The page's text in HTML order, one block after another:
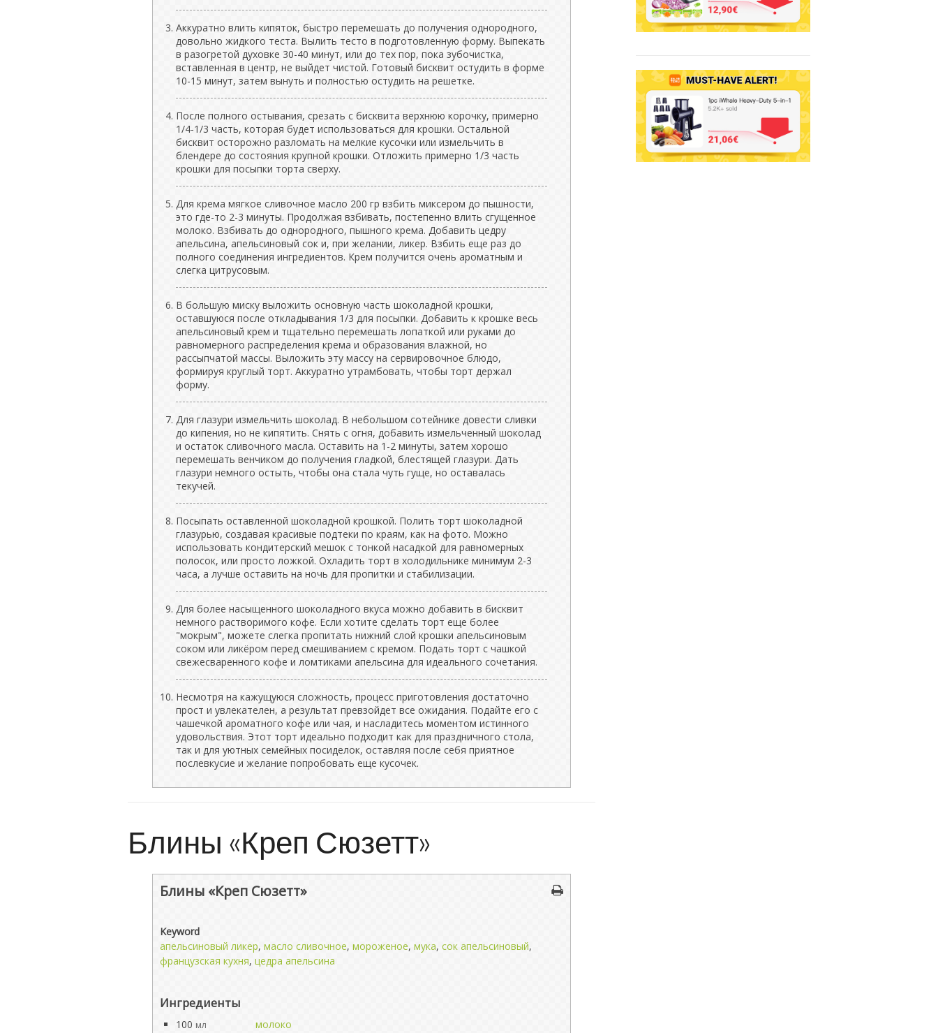
Аккуратно влить кипяток, быстро перемешать до получения однородного,
довольно жидкого теста. Вылить тесто в подготовленную форму. Выпекать
в разогретой духовке 30-40 минут, или до тех пор, пока зубочистка,
вставленная в центр, не выйдет чистой. Готовый бисквит остудить в форме
10-15 минут, затем вынуть и полностью остудить на решетке.
После полного остывания, срезать с бисквита верхнюю корочку, примерно
1/4-1/3 часть, которая будет использоваться для крошки. Остальной
бисквит осторожно разломать на мелкие кусочки или измельчить в
блендере до состояния крупной крошки. Отложить примерно 1/3 часть
крошки для посыпки торта сверху.
Для крема мягкое сливочное масло 200 гр взбить миксером до пышности,
это где-то 2-3 минуты. Продолжая взбивать, постепенно влить сгущенное
молоко. Взбивать до однородного, пышного крема. Добавить цедру
апельсина, апельсиновый сок и, при желании, ликер. Взбить еще раз до
полного соединения ингредиентов. Крем получится очень ароматным и
слегка цитрусовым.
В большую миску выложить основную часть шоколадной крошки,
оставшуюся после откладывания 1/3 для посыпки. Добавить к крошке весь
апельсиновый крем и тщательно перемешать лопаткой или руками до
равномерного распределения крема и образования влажной, но
рассыпчатой массы. Выложить эту массу на сервировочное блюдо,
формируя круглый торт. Аккуратно утрамбовать, чтобы торт держал
форму.
Для глазури измельчить шоколад. В небольшом сотейнике довести сливки
до кипения, но не кипятить. Снять с огня, добавить измельченный шоколад
и остаток сливочного масла. Оставить на 1-2 минуты, затем хорошо
перемешать венчиком до получения гладкой, блестящей глазури. Дать
глазури немного остыть, чтобы она стала чуть гуще, но оставалась
текучей.
Посыпать оставленной шоколадной крошкой. Полить торт шоколадной
глазурью, создавая красивые подтеки по краям, как на фото. Можно
использовать кондитерский мешок с тонкой насадкой для равномерных
полосок, или просто ложкой. Охладить торт в холодильнике минимум 2-3
часа, а лучше оставить на ночь для пропитки и стабилизации.
Для более насыщенного шоколадного вкуса можно добавить в бисквит
немного растворимого кофе. Если хотите сделать торт еще более
"мокрым", можете слегка пропитать нижний слой крошки апельсиновым
соком или ликёром перед смешиванием с кремом. Подать торт с чашкой
свежесваренного кофе и ломтиками апельсина для идеального сочетания.
Несмотря на кажущуюся сложность, процесс приготовления достаточно
прост и увлекателен, а результат превзойдет все ожидания. Подайте его с
чашечкой ароматного кофе или чая, и насладитесь моментом истинного
удовольствия. Этот торт идеально подходит как для праздничного стола,
так и для уютных семейных посиделок, оставляя после себя приятное
послевкусие и желание попробовать еще кусочек.
Блины «Креп Сюзетт»
Блины «Креп Сюзетт»
Keyword
апельсиновый ликер, масло сливочное, мороженое, мука, сок апельсиновый,
французская кухня, цедра апельсина
Ингредиенты
100 мл
молоко